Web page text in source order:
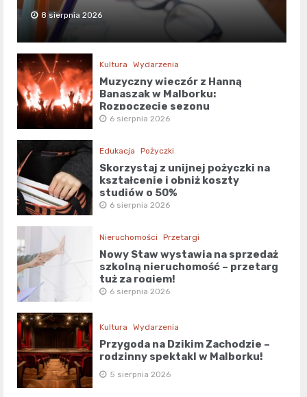
8 sierpnia 2026
Kultura Wydarzenia
Muzyczny wieczór z Hanną
Banaszak w Malborku:
Rozpoczęcie sezonu
kulturalnego!
6 sierpnia 2026
Edukacja Pożyczki
Skorzystaj z unijnej pożyczki na
kształcenie i obniż koszty
studiów o 50%
6 sierpnia 2026
Nieruchomości Przetargi
Nowy Staw wystawia na sprzedaż
szkolną nieruchomość – przetarg
tuż za rogiem!
6 sierpnia 2026
Kultura Wydarzenia
Przygoda na Dzikim Zachodzie –
rodzinny spektakl w Malborku!
5 sierpnia 2026